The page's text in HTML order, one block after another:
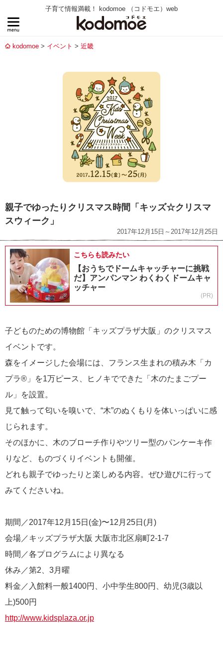
子育て情報満載！ kodomoe （コドモエ）web
kodomoe イベント 近畿
親子でゆったりクリスマス時間「キッズ☆クリスマ
スウィーク」
2017年12月15日～2017年12月25日
こちらも読みたい
【おうちでドームキャッチャーに挑戦
だ】アンパンマン わくわくドームキャ
ッチャー
(PR)
子どものための博物館「キッズプラザ大阪」のクリスマス
イベントです。
森をイメージした会場には、フランス生まれの積み木「カ
プラ®」を1万ピース、ヒノキでできた「木のたまごプー
ル」を設置。
見て触って匂いを嗅いで、“木”のぬくもりを体いっぱいに感
じられます。
そのほかに、木のブローチ作りやツリー型のパンケーキ作
りなど、ものづくりイベントも開催。
どれも親子でゆったりと楽しめる内容。ぜひ遊びに行って
みてくださいね。
期間／2017年12月15日(金)〜12月25日(月)
会場／キッズプラザ大阪 大阪市北区扇町2-1-7
時間／各プログラムにより異なる
休み／第2、3月曜
料金／入館料一般1400円、小中学生800円、幼児(3歳以
上)500円
http://www.kidsplaza.or.jp